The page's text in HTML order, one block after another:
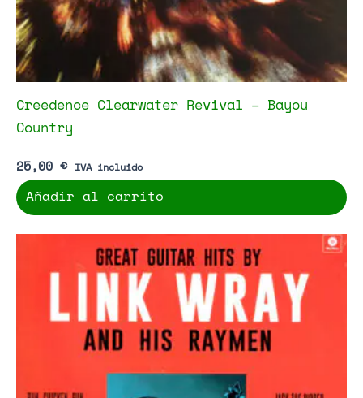
Creedence Clearwater Revival – Bayou
Country
25,00 € IVA incluido
Añadir al carrito